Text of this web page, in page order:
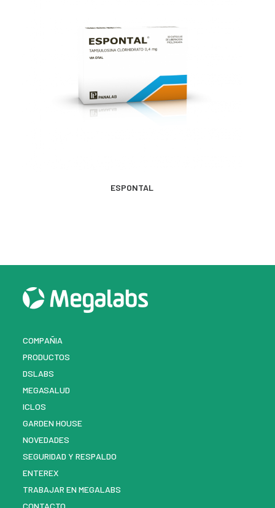
MÁS INFORMACIÓN
ESPONTAL
COMPAÑIA
PRODUCTOS
DSLABS
MEGASALUD
ICLOS
GARDEN HOUSE
NOVEDADES
SEGURIDAD Y RESPALDO
ENTEREX
TRABAJAR EN MEGALABS
CONTACTO